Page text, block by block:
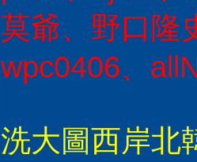
莫爺、野口隆
wpc0406、
洗大圖西岸北